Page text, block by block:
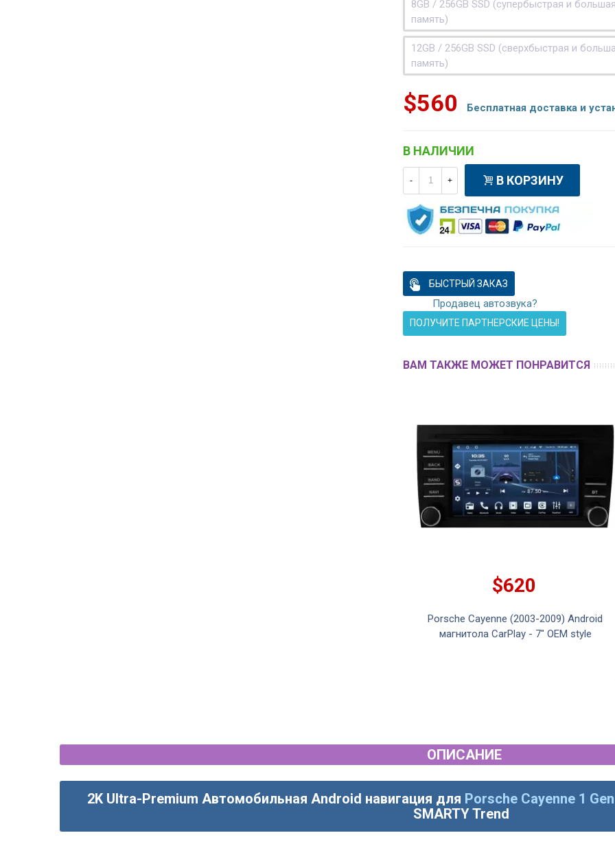
8GB / 256GB SSD (супербыстрая и большая
память)
12GB / 256GB SSD (сверхбыстрая и
память)
$560 Бесплатная доставка и
В НАЛИЧИИ
- + В КОРЗИНУ
БЫСТРЫЙ ЗАКАЗ
Продавец автозвука?
ПОЛУЧИТЕ ПАРТНЕРСКИЕ ЦЕНЫ!
ВАМ ТАКЖЕ МОЖЕТ ПОНРАВИТСЯ
$620
Porsche Cayenne (2003-2009) Android
магнитола CarPlay - 7" OEM style
ОПИСАНИЕ
2K Ultra-Premium Автомобильная Android навигация для Porsche Cayenne 1
SMARTY Trend